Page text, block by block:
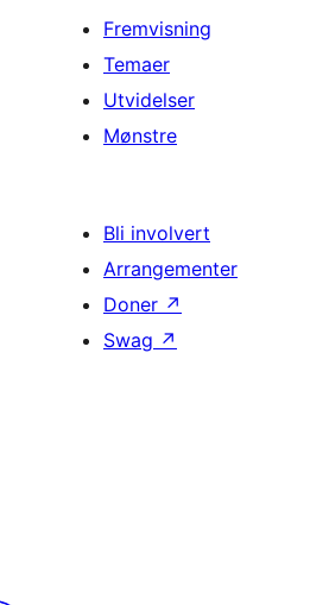
Fremvisning
Temaer
Utvidelser
Mønstre
Bli involvert
Arrangementer
Doner ↗
Swag ↗